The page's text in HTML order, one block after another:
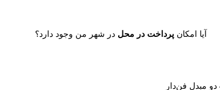
آیا امکانپرداخت در محل در شهر من وجود دارد؟